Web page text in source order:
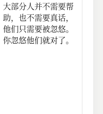
大部分人并不需要帮
助，也不需要真话，
他们只需要被忽悠。
你忽悠他们就对了。